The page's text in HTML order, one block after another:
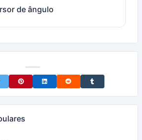
de ângulo
on Twitter
Share on Pinterest
Share on LinkedIn
Share on RedditShare on Tumblr